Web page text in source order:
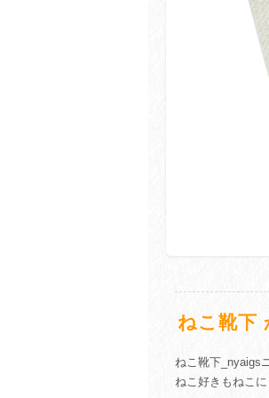
ねこ靴下
ねこ靴下_nyaigs
ねこ好きもねこ